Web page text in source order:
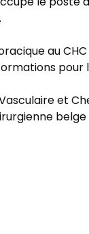
au
pour
et
belge